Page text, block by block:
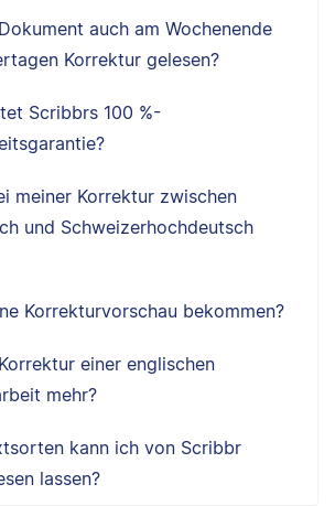
auch am Wochenende
Korrektur gelesen?
Scribbrs 100 %-
meiner Korrektur zwischen
und Schweizerhochdeutsch
Korrekturvorschau bekommen?
einer englischen
mehr?
kann ich von Scribbr
lassen?